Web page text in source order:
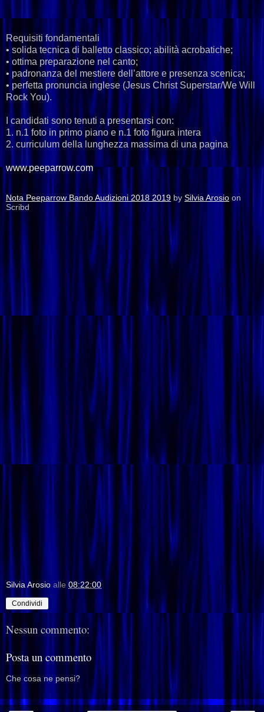
Requisiti fondamentali
• solida tecnica di balletto classico; abilità acrobatiche;
• ottima preparazione nel canto;
• padronanza del mestiere dell’attore e presenza scenica;
• perfetta pronuncia inglese (Jesus Christ Superstar/We Will
Rock You).
I candidati sono tenuti a presentarsi con:
1. n.1 foto in primo piano e n.1 foto figura intera
2. curriculum della lunghezza massima di una pagina
www.peeparrow.com
Nota Peeparrow Bando Audizioni 2018 2019 by Silvia Arosio on
Scribd
Silvia Arosio alle 08:22:00
Condividi
Nessun commento:
Posta un commento
Che cosa ne pensi?